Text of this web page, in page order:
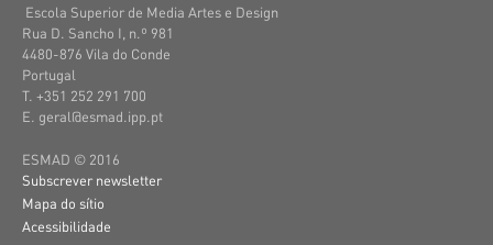
Escola Superior de Media Artes e Design
Rua D. Sancho I, n.º 981
4480-876 Vila do Conde
Portugal
T. +351 252 291 700
E. geral@esmad.ipp.pt
ESMAD © 2016
Subscrever newsletter
Mapa do sítio
Acessibilidade